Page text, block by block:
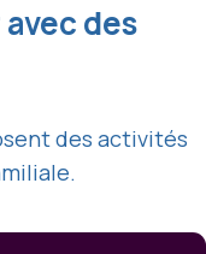
des
des activités